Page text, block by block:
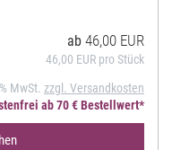
ab 46,00 EUR
46,00 EUR pro Stück
MwSt. zzgl. Versandkosten
ab 70 € Bestellwert*